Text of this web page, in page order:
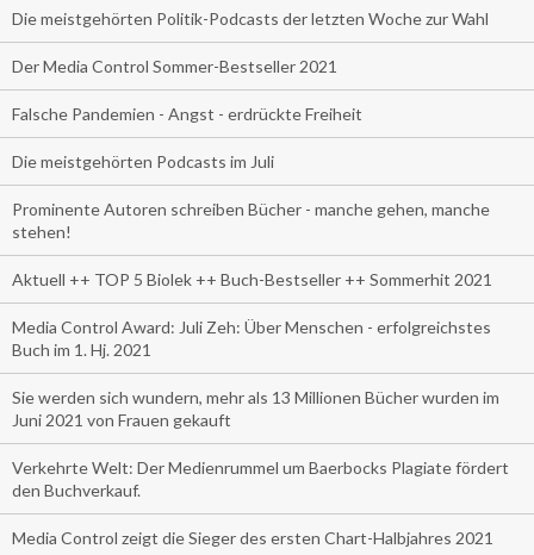
Die meistgehörten Politik-Podcasts der letzten Woche zur Wahl
Der Media Control Sommer-Bestseller 2021
Falsche Pandemien - Angst - erdrückte Freiheit
Die meistgehörten Podcasts im Juli
Prominente Autoren schreiben Bücher - manche gehen, manche
stehen!
Aktuell ++ TOP 5 Biolek ++ Buch-Bestseller ++ Sommerhit 2021
Media Control Award: Juli Zeh: Über Menschen - erfolgreichstes
Buch im 1. Hj. 2021
Sie werden sich wundern, mehr als 13 Millionen Bücher wurden im
Juni 2021 von Frauen gekauft
Verkehrte Welt: Der Medienrummel um Baerbocks Plagiate fördert
den Buchverkauf.
Media Control zeigt die Sieger des ersten Chart-Halbjahres 2021